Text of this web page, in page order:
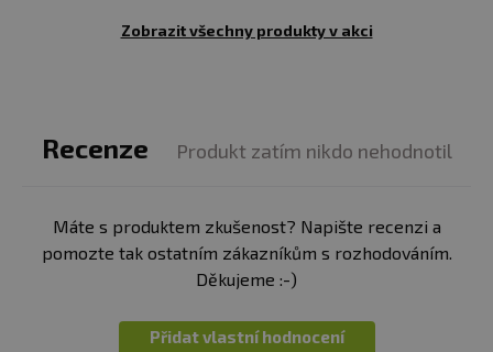
Zobrazit všechny produkty v akci
Recenze Produkt zatím nikdo nehodnotil
Máte s produktem zkušenost? Napište recenzi a
pomozte tak ostatním zákazníkům s rozhodováním.
Děkujeme :-)
Přidat vlastní hodnocení